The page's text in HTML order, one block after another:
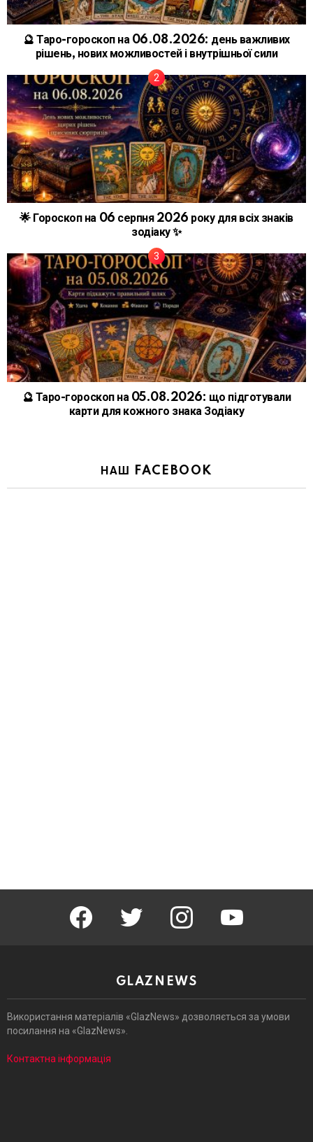
🔮 Таро-гороскоп на 06.08.2026: день важливих
рішень, нових можливостей і внутрішньої сили
🌟 Гороскоп на 06 серпня 2026 року для всіх знаків
зодіаку ✨
🔮 Таро-гороскоп на 05.08.2026: що підготували
карти для кожного знака Зодіаку
НАШ FACEBOOK
facebook twitter instagram
GLAZNEWS
Використання матеріалів «GlazNews» дозволяється за умови
посилання на «GlazNews».
Контактна інформація